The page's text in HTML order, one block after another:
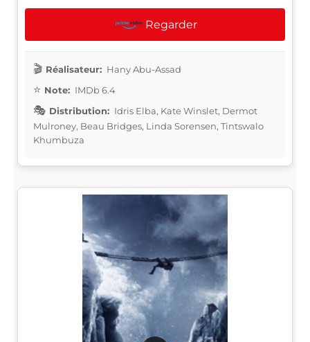
Regarder
Réalisateur: Hany Abu-Assad
Note: IMDb 6.4
Distribution: Idris Elba, Kate Winslet, Dermot
Mulroney, Beau Bridges, Linda Sorensen, Tintswalo
Khumbuza